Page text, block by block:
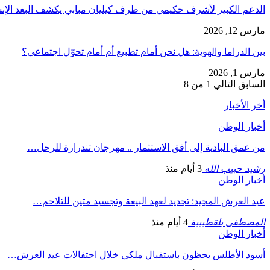
الدعم الكبير لأشرف حكيمي من طرف كيليان مبابي يكشف البعد
مارس 12, 2026
بين الدراما والهوية: هل نحن أمام تطبيع أم أمام تحوّل اجتماعي؟
مارس 1, 2026
السابق التالي 1 من 8
أخر الأخبار
أخبار الوطن
من عمق البادية إلى أفق الاستثمار .. مهرجان تندرارة للرحل…
رشيد حبيب الله 3 أيام منذ
أخبار الوطن
عيد العرش المجيد: تجديد لعهد البيعة وتجسيد متين للتلاحم…
المصطفى بلقطيبية 4 أيام منذ
أخبار الوطن
أسود الأطلس يحظون باستقبال ملكي خلال احتفالات عيد العرش…